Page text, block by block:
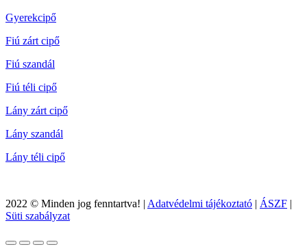
Gyerekcipő
Fiú zárt cipő
Fiú szandál
Fiú téli cipő
Lány zárt cipő
Lány szandál
Lány téli cipő
2022 © Minden jog fenntartva! | Adatvédelmi tájékoztató | ÁSZF |
Süti szabályzat